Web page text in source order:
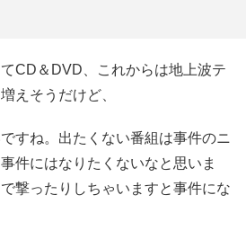
CD＆DVD、これからは地上波テ
えそうだけど、
すね。出たくない番組は事件のニ
件にはなりたくないなと思いま
撃ったりしちゃいますと事件にな